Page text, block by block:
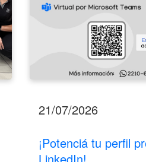
21/07/2026
¡Potenciá tu perfil